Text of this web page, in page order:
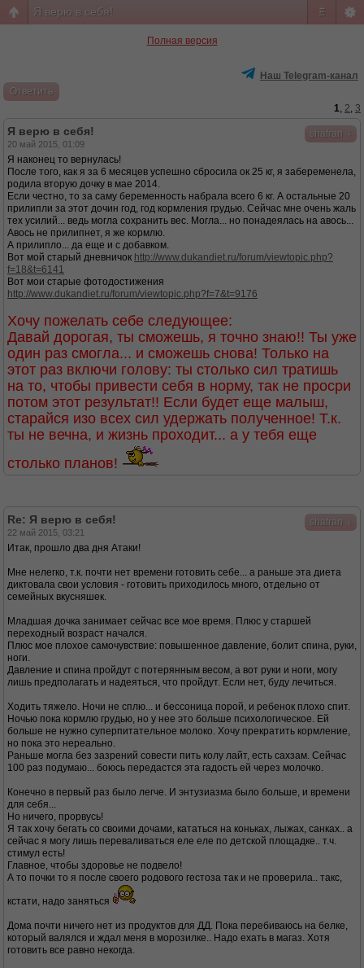
#
Я верю в себя!
Полная версия
Наш Telegram-канал
Ответить
1, 2, 3
shafran
Я верю в себя!
20 май 2015, 01:09
Я наконец то вернулась!
После того, как я за 6 месяцев успешно сбросила ок 25 кг, я забеременела,
родила вторую дочку в мае 2014.
Если честно, то за саму беременность набрала всего 6 кг. А остальные 20
прилипли за этот дочин год, год кормления грудью. Сейчас мне очень жаль
тех усилий... ведь могла сохранить вес. Могла... но понадеялась на авось...
Авось не прилипнет, я же кормлю.
А прилипло... да еще и с добавком.
Вот мой старый дневничок http://www.dukandiet.ru/forum/viewtopic.php?
f=18&t=6141
Вот мои старые фотодостижения
http://www.dukandiet.ru/forum/viewtopic.php?f=7&t=9176
Хочу пожелать себе следующее:
Давай дорогая, ты сможешь, я точно знаю!! Ты уже
один раз смогла... и сможешь снова! Только на
этот раз включи голову: ты столько сил тратишь
на то, чтобы привести себя в норму, так не просри
потом этот результат!! Если будет еще малыш,
старайся изо всех сил удержать полученное! Т.к.
ты не вечна, и жизнь проходит... а у тебя еще
столько планов!
shafran
Re: Я верю в себя!
22 май 2015, 03:21
Итак, прошло два дня Атаки!
Мне нелегко, т.к. почти нет времени готовить себе... а раньше эта диета
диктовала свои условия - готовить приходилось много, отдельно от
семейных вкусняшек.
Младшая дочка занимает сейчас все мое время. Плюс у старшей
переходный возраст начался.
Плюс мое плохое самочувствие: повышенное давление, болит спина, руки,
ноги.
Давление и спина пройдут с потерянным весом, а вот руки и ноги, могу
лишь предполагать и надеяться, что пройдут. Если нет, буду лечиться.
Ходить тяжело. Ночи не сплю... и бессоница порой, и ребенок плохо спит.
Ночью пока кормлю грудью, но у нее это больше психологическое. Ей
больше не нужно суперпитательное молоко. Хочу прекратить кормление,
но пока это нереально.
Раньше могла без зазрений совести пить колу лайт, есть сахзам. Сейчас
100 раз подумаю... боюсь передастся эта гадость ей через молочко.
Конечно в первый раз было легче. И энтузиазма было больше, и времени
для себя...
Но ничего, прорвусь!
Я так хочу бегать со своими дочами, кататься на коньках, лыжах, санках.. а
сейчас я могу лишь переваливаться еле еле по детской площадке.. т.ч.
стимул есть!
Главное, чтобы здоровье не подвело!
А то почки то я после своего родового гестоза так и не проверила.. такс,
кстати, надо заняться
Дома почти ничего нет из продуктов для ДД. Пока перебиваюсь на белке,
который валялся и ждал меня в морозилке.. Надо ехать в магаз. Хотя
готовить все равно некогда.